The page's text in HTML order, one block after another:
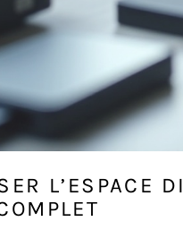
L’ESPACE